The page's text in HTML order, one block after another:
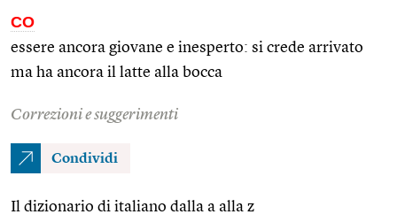
CO
essere ancora giovane e inesperto: si crede arrivato
ma ha ancora il latte alla bocca
Correzioni e suggerimenti
Condividi
Il dizionario di italiano dalla a alla z